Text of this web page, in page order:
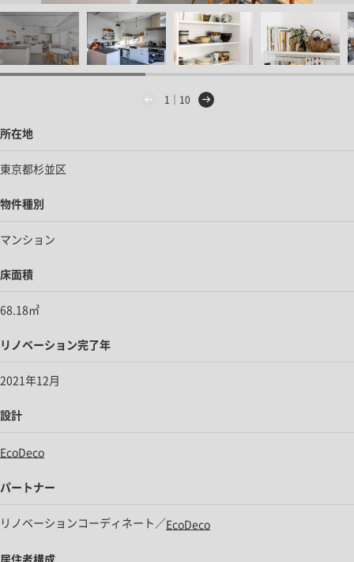
1｜10
所在地
東京都杉並区
物件種別
マンション
床面積
68.18㎡
リノベーション完了年
2021年12月
設計
EcoDeco
パートナー
リノベーションコーディネート／EcoDeco